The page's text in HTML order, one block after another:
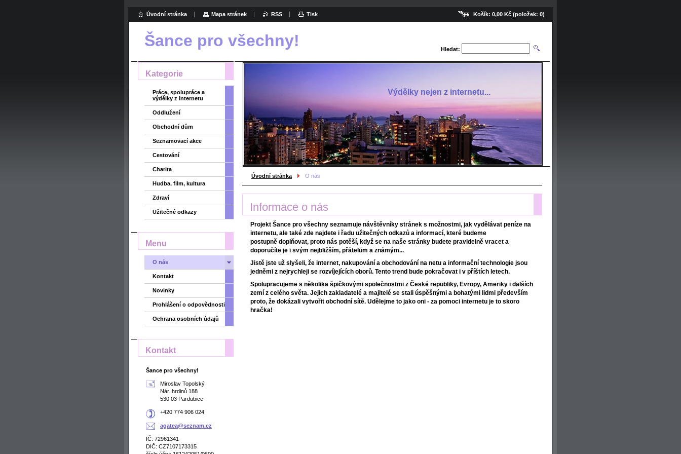
Šance pro všechny! Hledat:
Výdělky nejen z internetu...
Úvodní stránka O nás
Informace o nás
Projekt Šance pro všechny seznamuje návštěvníky stránek s možnostmi, jak vydělávat peníze na
internetu, ale také zde najdete i řadu užitečných odkazů a informací, které budeme
postupně doplňovat, proto nás potěší, když se na naše stránky budete pravidelně vracet a
doporučíte je i svým nejbližším, přátelům a známým...
Jistě jste už slyšeli, že internet, nakupování a obchodování na netu a informační technologie jsou
jedněmi z nejrychleji se rozvíjejících oborů. Tento trend bude pokračovat i v příštích letech.
Spolupracujeme s několika špičkovými společnostmi z České republiky, Evropy, Ameriky i dalších
zemí z celého světa. Jejich zakladatelé a majitelé se stali úspěšnými a bohatými lidmi především
proto, že dokázali vytvořit obchodní sítě. Udělejme to jako oni - za pomoci internetu je to skoro
hračka!
Kategorie
Práce, spolupráce a
výdělky z internetu
Oddlužení
Obchodní dům
Seznamovací akce
Cestování
Charita
Hudba, film, kultura
Zdraví
Užitečné odkazy
Menu
O nás
Kontakt
Novinky
Prohlášení o odpovědnosti
Ochrana osobních údajů
Kontakt
Šance pro všechny!
Miroslav Topolský
Nár. hrdinů 188
530 03 Pardubice
+420 774 906 024
agatea@seznam.cz
IČ: 72961341
DIČ: CZ7107173315
Košík: 0,00 Kč (položek: 0)
Úvodní stránka Mapa stránek RSS Tisk